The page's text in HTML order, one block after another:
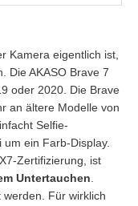
Kamera eigentlich ist,
Die AKASO Brave 7
oder 2020. Die Brave
an ältere Modelle von
Selfie-
ein Farb-Display.
Zertifizierung, ist
Untertauchen
Für wirklich